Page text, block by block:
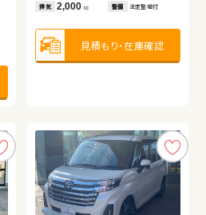
排気 2,000cc 整備 法定整備付
見積もり・在庫確認
排気 2,400cc 整備 法定整備付
見積もり・在庫確認
排気 3,500cc 整備 法定整備付
見積もり・在庫確認